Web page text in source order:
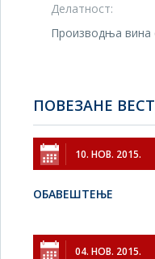
Делатност:
Производња вина
ПОВЕЗАНЕ
10. НОВ. 2015.
ОБАВЕШТЕЊЕ
04. НОВ. 2015.